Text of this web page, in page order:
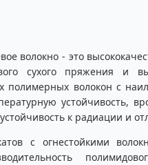
волокно - это
сухого пряжения и
полимерных волокон с
устойчивость,
к радиации и
с огнестойкими